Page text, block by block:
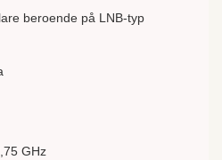
beroende på LNB-typ
GHz